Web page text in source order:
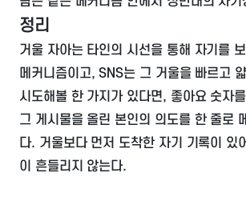
정리
거울 자아는 타인의 시선을 통해 자기를
메커니즘이고, SNS는 그 거울을 빠르고
시도해볼 한 가지가 있다면, 좋아요 숫자
그 게시물을 올린 본인의 의도를 한 줄로
다. 거울보다 먼저 도착한 자기 기록이 있
이 흔들리지 않는다.